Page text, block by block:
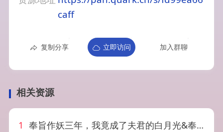
caff
复制分享 立即访问 加入群聊
相关资源
1 奉旨作妖三年，我竟成了夫君的白月光&奉旨作妖三年我竟成了夫君的白月光（40集）AI短剧